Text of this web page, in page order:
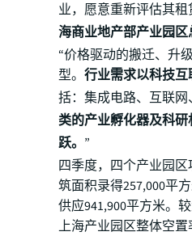
业，愿意重新评估其租
海商业地产部产业园
“价格驱动的搬迁、升
型。 行业需求以科技
括：集成电路、互联网
类的产业孵化器及科
跃。 ”
四季度，四个产业园
筑面积录得257,000平
供应941,900平方米。
上海产业园区整体空置